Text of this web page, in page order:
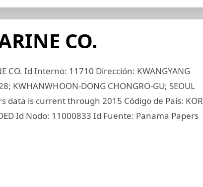
CO.
CO. Id Interno: 11710 Dirección: KWANGYANG
KWHANWHOON-DONG CHONGRO-GU; SEOUL
data is current through 2015 Código de País: KOR
Id Nodo: 11000833 Id Fuente: Panama Papers